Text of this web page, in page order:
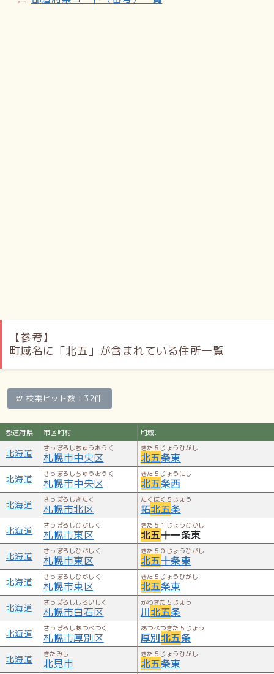
【参考】
町域名に「北五」が含まれている住所一覧
検索ヒット数：32件
都道府県 市区町村 町域.
北海道 さっぽろしちゅうおうく
札幌市中央区
きた５じょうひがし
北五条東
北海道 さっぽろしちゅうおうく
札幌市中央区
きた５じょうにし
北五条西
北海道 さっぽろしきたく
札幌市北区
たくほく５じょう
拓北五条
北海道 さっぽろしひがしく
札幌市東区
きた５１じょうひがし
北五十一条東
北海道 さっぽろしひがしく
札幌市東区
きた５０じょうひがし
北五十条東
北海道 さっぽろしひがしく
札幌市東区
きた５じょうひがし
北五条東
北海道 さっぽろししろいしく
札幌市白石区
かわきた５じょう
川北五条
北海道 さっぽろしあつべつく
札幌市厚別区
あつべつきた５じょう
厚別北五条
北海道 きたみし
北見市
きた５じょうひがし
北五条東